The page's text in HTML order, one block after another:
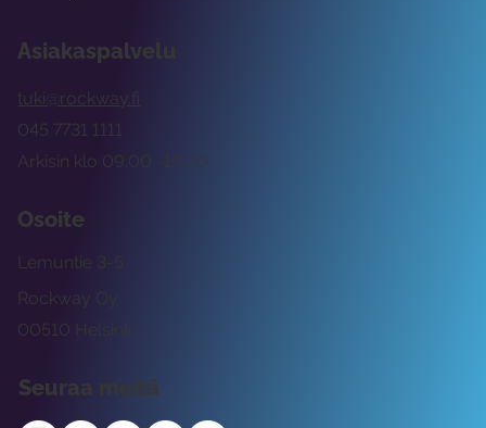
Asiakaspalvelu
tuki@rockway.fi
Arkisin klo 09:00 -15:00
045 7731 1111
Osoite
Rockway Oy
Lemuntie 3-5
00510 Helsinki
Seuraa meitä